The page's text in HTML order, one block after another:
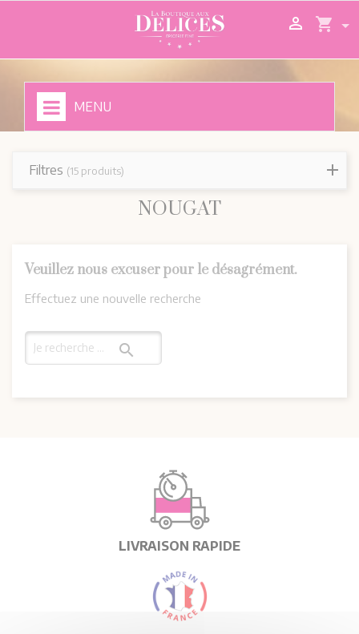
shopping_cart

MENU
Filtres (15 produits)
NOUGAT
Veuillez nous excuser pour le désagrément.
Effectuez une nouvelle recherche

LIVRAISON RAPIDE